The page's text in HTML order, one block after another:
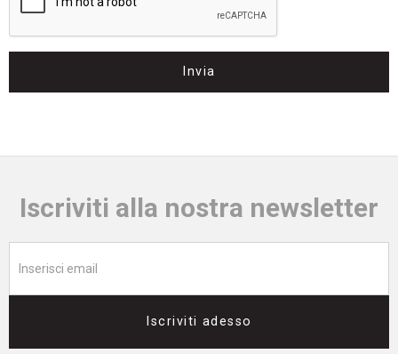
Invia
Iscriviti alla nostra newsletter
Iscriviti adesso